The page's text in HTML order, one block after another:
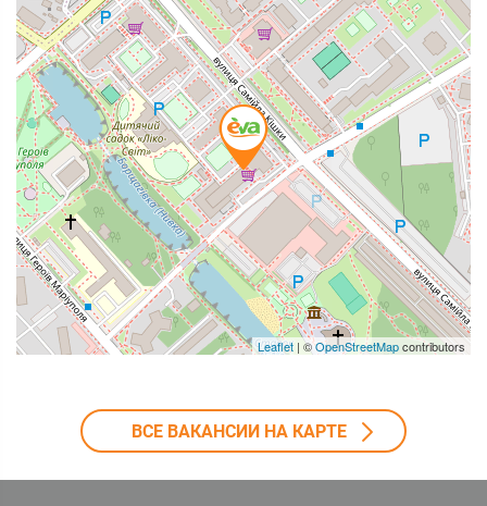
Leaflet | ©OpenStreetMapcontributors
ВСЕ ВАКАНСИИ НА КАРТЕ